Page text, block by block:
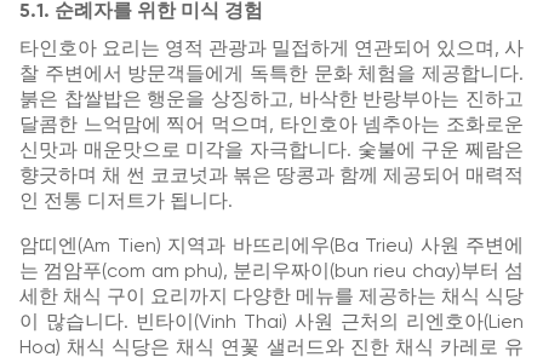
5.1. 순례자를 위한 미식 경험
타인호아 요리는 영적 관광과 밀접하게 연관되어 있으며, 사
찰 주변에서 방문객들에게 독특한 문화 체험을 제공합니다.
붉은 찹쌀밥은 행운을 상징하고, 바삭한 반랑부아는 진하고
달콤한 느억맘에 찍어 먹으며, 타인호아 넴추아는 조화로운
신맛과 매운맛으로 미각을 자극합니다. 숯불에 구운 쩨람은
향긋하며 채 썬 코코넛과 볶은 땅콩과 함께 제공되어 매력적
인 전통 디저트가 됩니다.
암띠엔(Am Tien) 지역과 바뜨리에우(Ba Trieu) 사원 주변에
는 껌암푸(com am phu), 분리우짜이(bun rieu chay)부터 섬
세한 채식 구이 요리까지 다양한 메뉴를 제공하는 채식 식당
이 많습니다. 빈타이(Vinh Thai) 사원 근처의 리엔호아(Lien
Hoa) 채식 식당은 채식 연꽃 샐러드와 진한 채식 카레로 유